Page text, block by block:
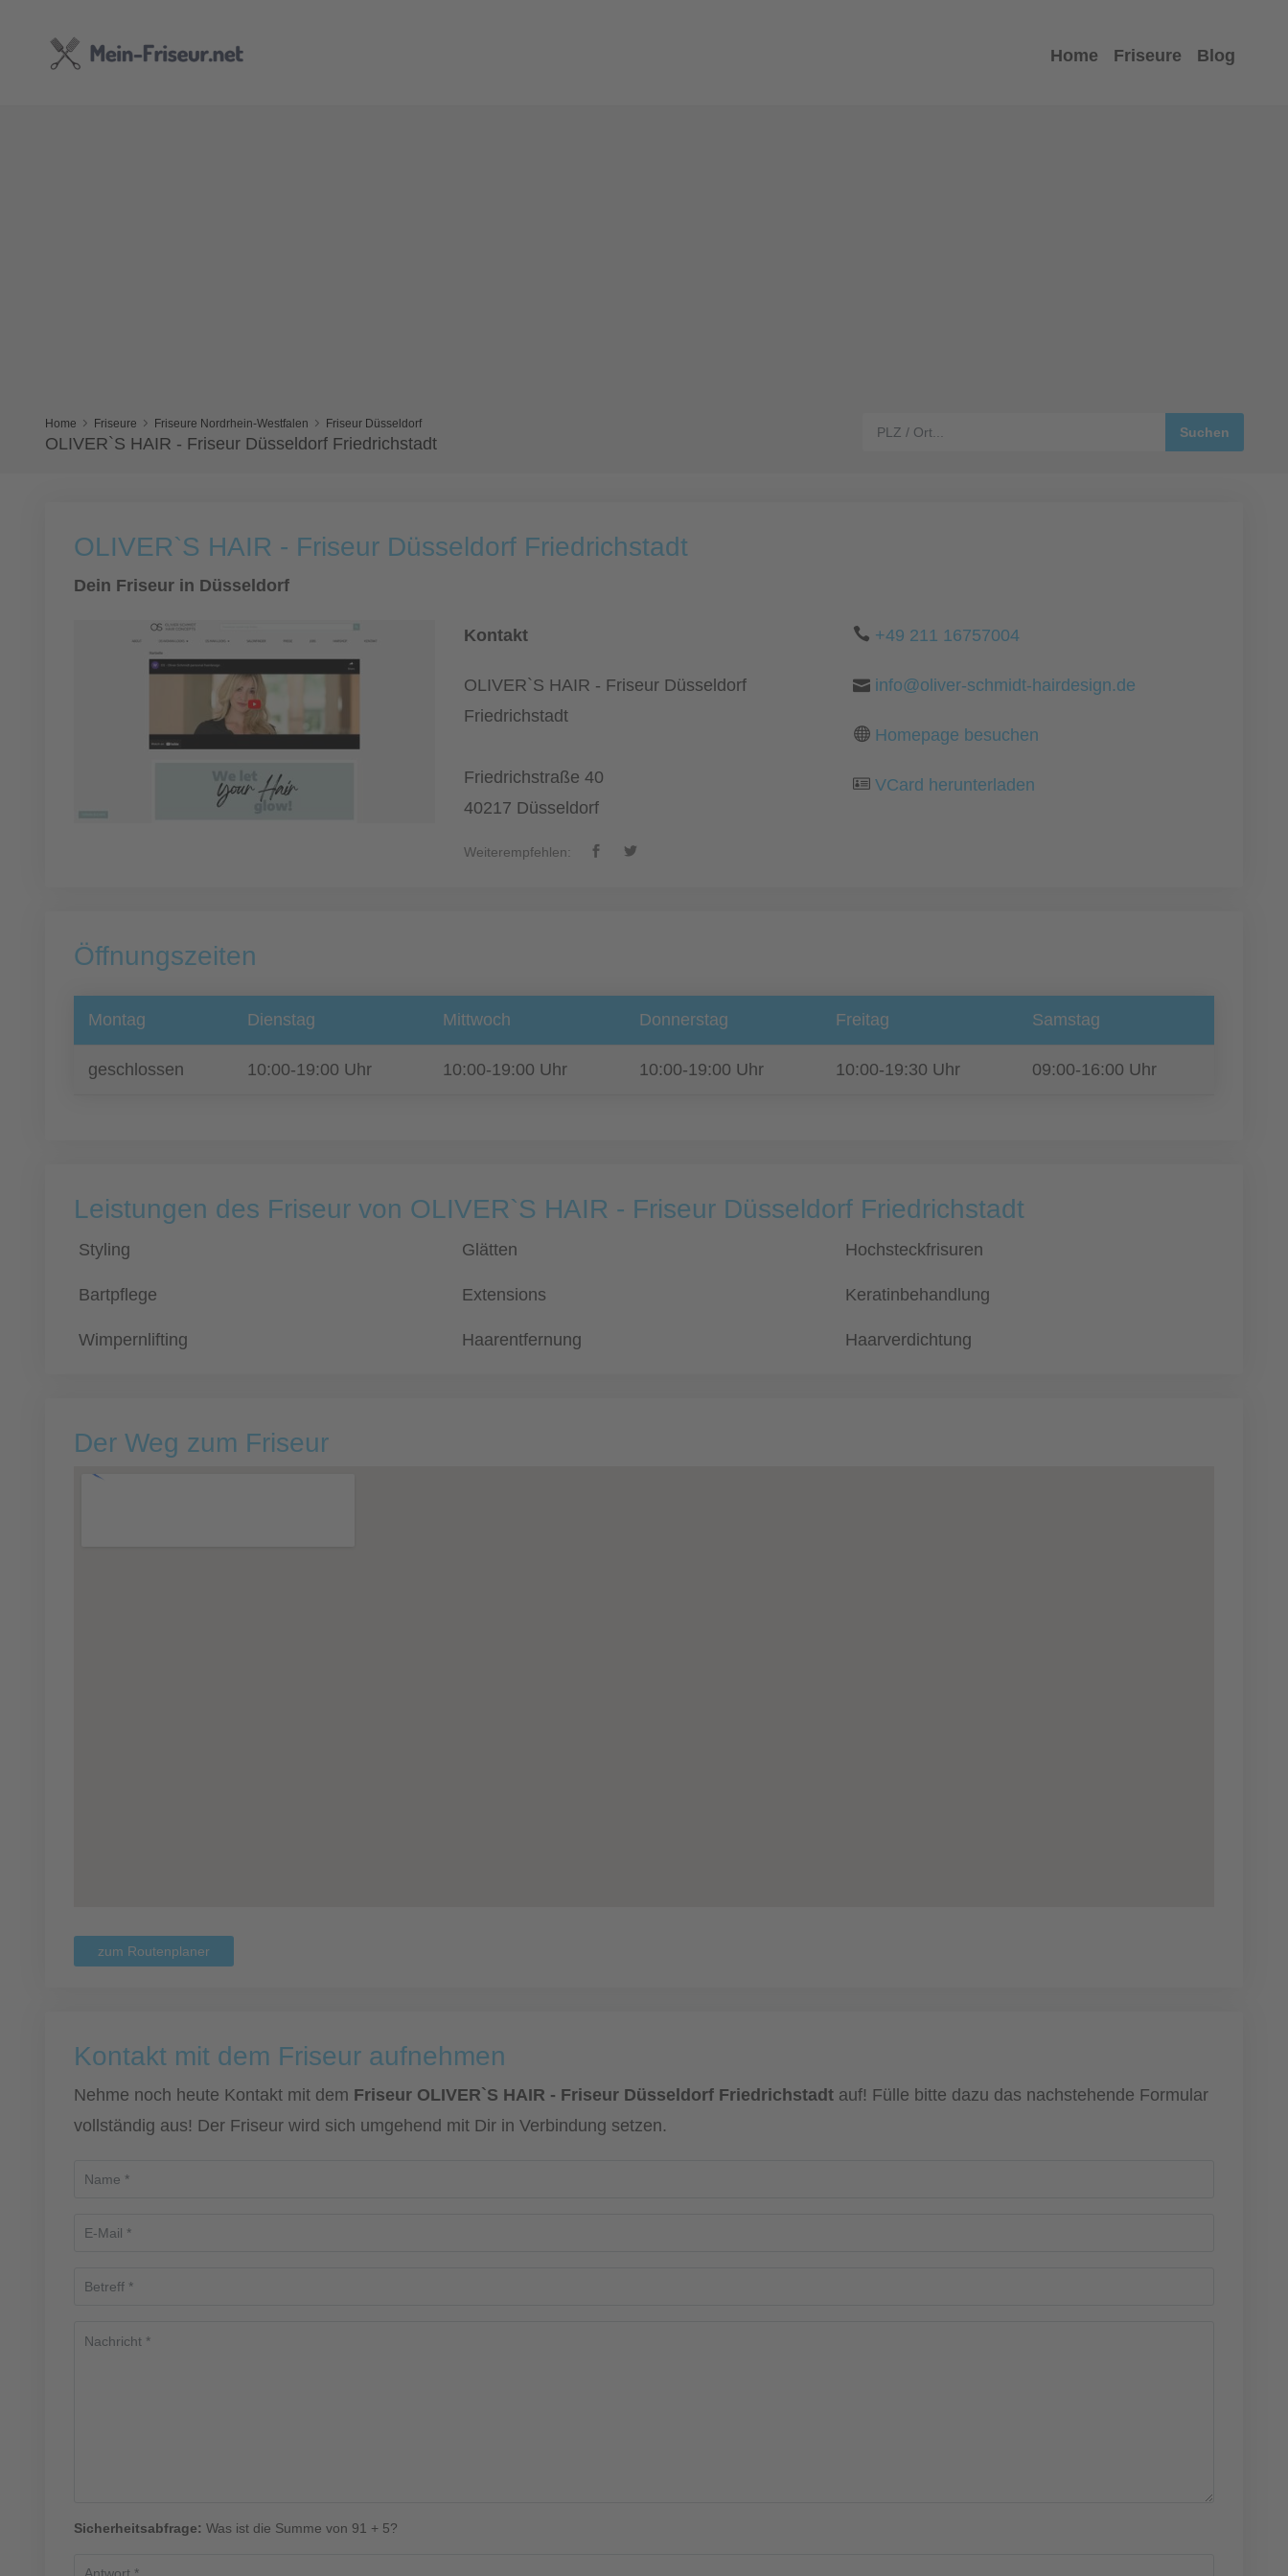
Home Friseure Blog
Home Friseure Friseure Nordrhein-Westfalen Friseur Düsseldorf
OLIVER`S HAIR - Friseur Düsseldorf Friedrichstadt
OLIVER`S HAIR - Friseur Düsseldorf Friedrichstadt
Dein Friseur in Düsseldorf
Kontakt
OLIVER`S HAIR - Friseur Düsseldorf
Friedrichstadt
Friedrichstraße 40
40217 Düsseldorf
Weiterempfehlen:
+49 211 16757004
info@oliver-schmidt-hairdesign.de
Homepage besuchen
VCard herunterladen
Öffnungszeiten
Montag Dienstag Mittwoch Donnerstag Freitag Samstag
geschlossen 10:00-19:00 Uhr 10:00-19:00 Uhr 10:00-19:00 Uhr 10:00-19:30 Uhr 09:00-16:00 Uhr
Leistungen des Friseur von OLIVER`S HAIR - Friseur Düsseldorf Friedrichstadt
Styling Glätten Hochsteckfrisuren
Bartpflege Extensions Keratinbehandlung
Wimpernlifting Haarentfernung Haarverdichtung
Der Weg zum Friseur
zum Routenplaner
Kontakt mit dem Friseur aufnehmen
Nehme noch heute Kontakt mit dem Friseur OLIVER`S HAIR - Friseur Düsseldorf Friedrichstadt auf! Fülle bitte dazu das nachstehende Formular
vollständig aus! Der Friseur wird sich umgehend mit Dir in Verbindung setzen.
Sicherheitsabfrage: Was ist die Summe von 91 + 5?